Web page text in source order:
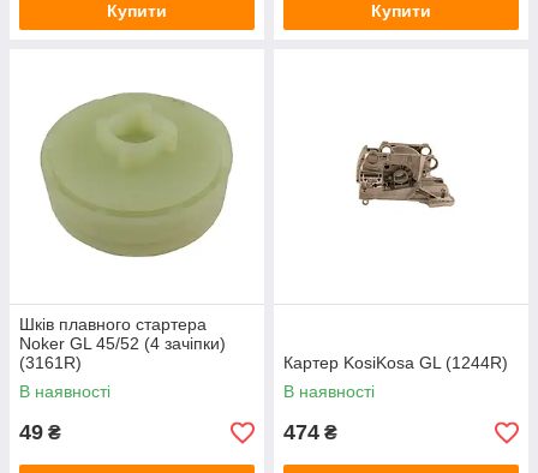
Купити Купити
Шків плавного стартера
Noker GL 45/52 (4 зачіпки)
(3161R)
В наявності
49 ₴
Картер KosiKosa GL (1244R)
В наявності
474 ₴